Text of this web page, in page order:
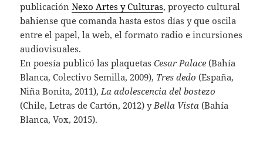
publicaciónNexo Artes y Culturas, proyecto cultural
bahiense que comanda hasta estos días y que oscila
entre el papel, la web, el formato radio e incursiones
audiovisuales.
En poesía publicó las plaquetasCesar Palace (Bahía
Blanca, Colectivo Semilla, 2009), Tres dedo (España,
Niña Bonita, 2011),La adolescencia del bostezo
(Chile, Letras de Cartón, 2012) yBella Vista (Bahía
Blanca, Vox, 2015).